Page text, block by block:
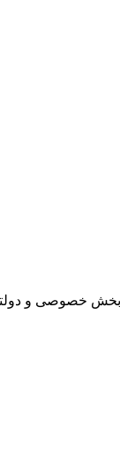
بخش خصوصی و